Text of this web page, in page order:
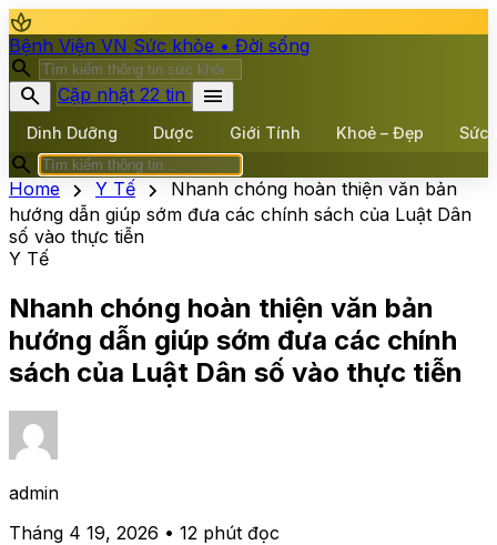
spa
Bệnh Viện VN Sức khỏe • Đời sống
search
search
Cập nhật 22 tin menu
Dinh Dưỡng Dược Giới Tính Khoẻ – Đẹp Sức
search
Home chevron_right Y Tế chevron_right
Nhanh chóng hoàn thiện văn bản
hướng dẫn giúp sớm đưa các chính sách của Luật Dân
số vào thực tiễn
Y Tế
Nhanh chóng hoàn thiện văn bản
hướng dẫn giúp sớm đưa các chính
sách của Luật Dân số vào thực tiễn
admin
Tháng 4 19, 2026 • 12 phút đọc